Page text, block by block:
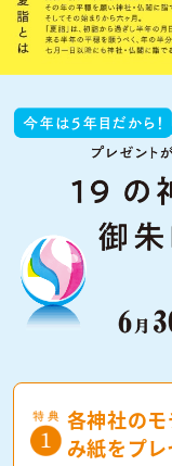
各神社の
み紙をプレ